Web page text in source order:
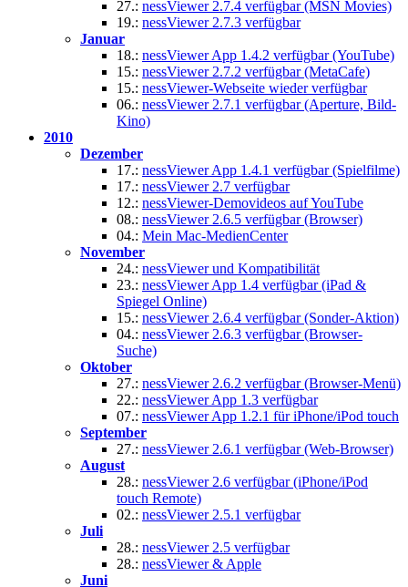
27.: nessViewer 2.7.4 verfügbar (MSN Movies)
19.: nessViewer 2.7.3 verfügbar
Januar
18.: nessViewer App 1.4.2 verfügbar (YouTube)
15.: nessViewer 2.7.2 verfügbar (MetaCafe)
15.: nessViewer-Webseite wieder verfügbar
06.: nessViewer 2.7.1 verfügbar (Aperture, Bild-
Kino)
2010
Dezember
17.: nessViewer App 1.4.1 verfügbar (Spielfilme)
17.: nessViewer 2.7 verfügbar
12.: nessViewer-Demovideos auf YouTube
08.: nessViewer 2.6.5 verfügbar (Browser)
04.: Mein Mac-MedienCenter
November
24.: nessViewer und Kompatibilität
23.: nessViewer App 1.4 verfügbar (iPad &
Spiegel Online)
15.: nessViewer 2.6.4 verfügbar (Sonder-Aktion)
04.: nessViewer 2.6.3 verfügbar (Browser-
Suche)
Oktober
27.: nessViewer 2.6.2 verfügbar (Browser-Menü)
22.: nessViewer App 1.3 verfügbar
07.: nessViewer App 1.2.1 für iPhone/iPod touch
September
27.: nessViewer 2.6.1 verfügbar (Web-Browser)
August
28.: nessViewer 2.6 verfügbar (iPhone/iPod
touch Remote)
02.: nessViewer 2.5.1 verfügbar
Juli
28.: nessViewer 2.5 verfügbar
28.: nessViewer & Apple
Juni